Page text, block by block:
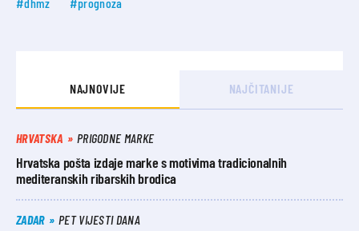
NAJNOVIJE NAJČITANIJE
HRVATSKA PRIGODNE MARKE
Hrvatska pošta izdaje marke s motivima tradicionalnih
mediteranskih ribarskih brodica
ZADAR PET VIJESTI DANA